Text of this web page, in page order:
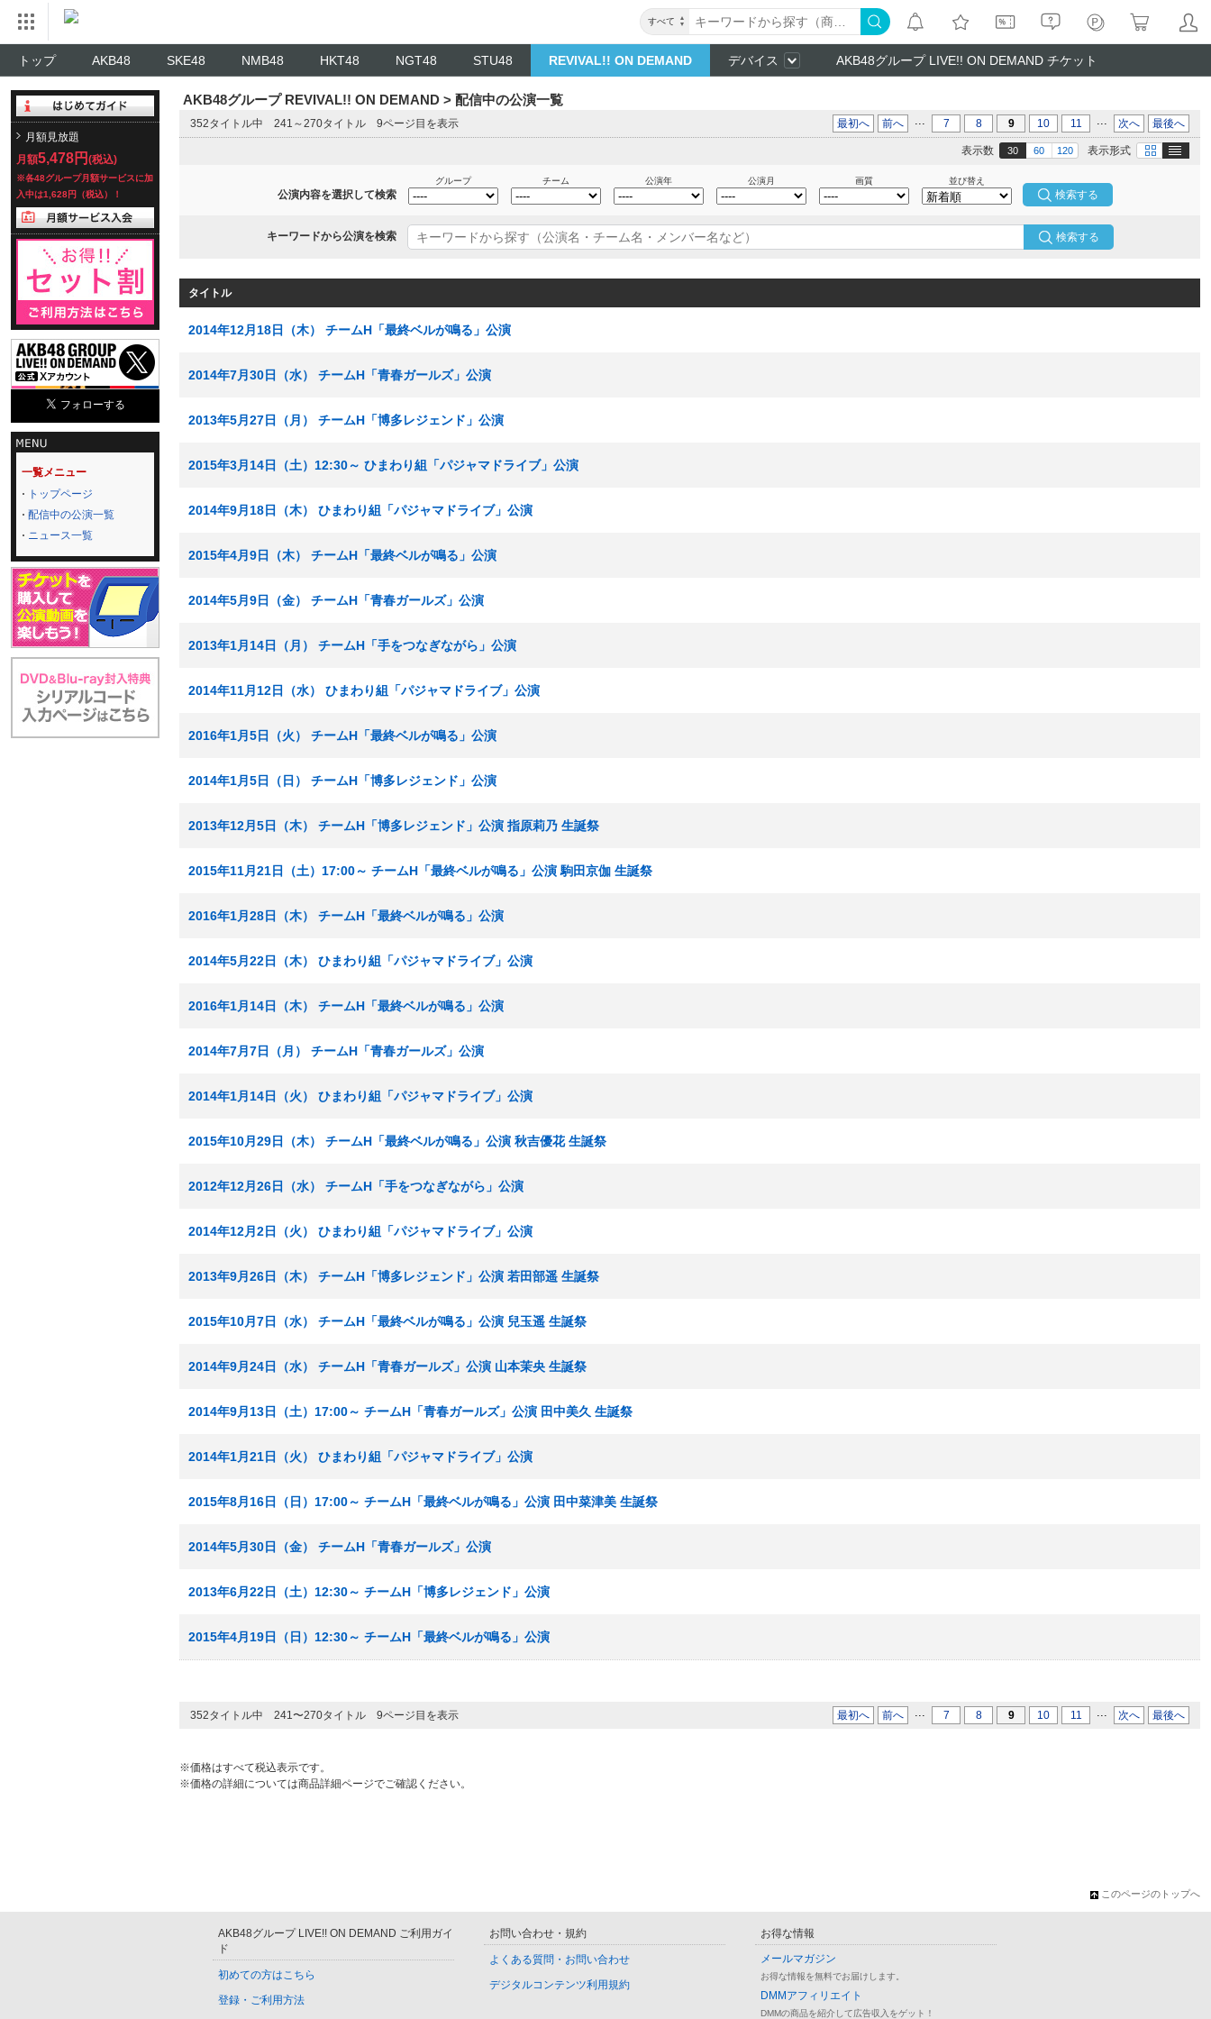
すべて
トップ AKB48 SKE48 NMB48 HKT48 NGT48 STU48 REVIVAL!! ON DEMAND デバイス AKB48グループ LIVE!! ON DEMAND チケット
月額見放題
月額5,478円 (税込)
※各48グループ月額サービスに加
入中は1,628円（税込）！
一覧メニュー
トップページ
配信中の公演一覧
ニュース一覧
AKB48グループ REVIVAL!! ON DEMAND > 配信中の公演一覧
352タイトル中 241～270タイトル 9ページ目を表示 最初へ 前へ ... 7 8 9 10 11 ... 次へ 最後へ
表示形式 画像
表示数 30 60 120
公演内容を選択して検索
グループ チーム 公演年 公演月 画質 並び替え
キーワードから公演を検索 検索する
タイトル
2014年12月18日（木） チームH「最終ベルが鳴る」公演
2014年7月30日（水） チームH「青春ガールズ」公演
2013年5月27日（月） チームH「博多レジェンド」公演
2015年3月14日（土）12:30～ ひまわり組「パジャマドライブ」公演
2014年9月18日（木） ひまわり組「パジャマドライブ」公演
2015年4月9日（木） チームH「最終ベルが鳴る」公演
2014年5月9日（金） チームH「青春ガールズ」公演
2013年1月14日（月） チームH「手をつなぎながら」公演
2014年11月12日（水） ひまわり組「パジャマドライブ」公演
2016年1月5日（火） チームH「最終ベルが鳴る」公演
2014年1月5日（日） チームH「博多レジェンド」公演
2013年12月5日（木） チームH「博多レジェンド」公演 指原莉乃 生誕祭
2015年11月21日（土）17:00～ チームH「最終ベルが鳴る」公演 駒田京伽 生誕祭
2016年1月28日（木） チームH「最終ベルが鳴る」公演
2014年5月22日（木） ひまわり組「パジャマドライブ」公演
2016年1月14日（木） チームH「最終ベルが鳴る」公演
2014年7月7日（月） チームH「青春ガールズ」公演
2014年1月14日（火） ひまわり組「パジャマドライブ」公演
2015年10月29日（木） チームH「最終ベルが鳴る」公演 秋吉優花 生誕祭
2012年12月26日（水） チームH「手をつなぎながら」公演
2014年12月2日（火） ひまわり組「パジャマドライブ」公演
2013年9月26日（木） チームH「博多レジェンド」公演 若田部遥 生誕祭
2015年10月7日（水） チームH「最終ベルが鳴る」公演 兒玉遥 生誕祭
2014年9月24日（水） チームH「青春ガールズ」公演 山本茉央 生誕祭
2014年9月13日（土）17:00～ チームH「青春ガールズ」公演 田中美久 生誕祭
2014年1月21日（火） ひまわり組「パジャマドライブ」公演
2015年8月16日（日）17:00～ チームH「最終ベルが鳴る」公演 田中菜津美 生誕祭
2014年5月30日（金） チームH「青春ガールズ」公演
2013年6月22日（土）12:30～ チームH「博多レジェンド」公演
2015年4月19日（日）12:30～ チームH「最終ベルが鳴る」公演
352タイトル中 241〜270タイトル 9ページ目を表示 最初へ 前へ ... 7 8 9 10 11 ... 次へ 最後へ
※価格はすべて税込表示です。
※価格の詳細については商品詳細ページでご確認ください。
このページのトップへ
AKB48グループ LIVE!! ON DEMAND ご利用ガイ
ド
初めての方はこちら
登録・ご利用方法
お問い合わせ・規約
よくある質問・お問い合わせ
デジタルコンテンツ利用規約
お得な情報
メールマガジン
お得な情報を無料でお届けします。
DMMアフィリエイト
DMMの商品を紹介して広告収入をゲット！